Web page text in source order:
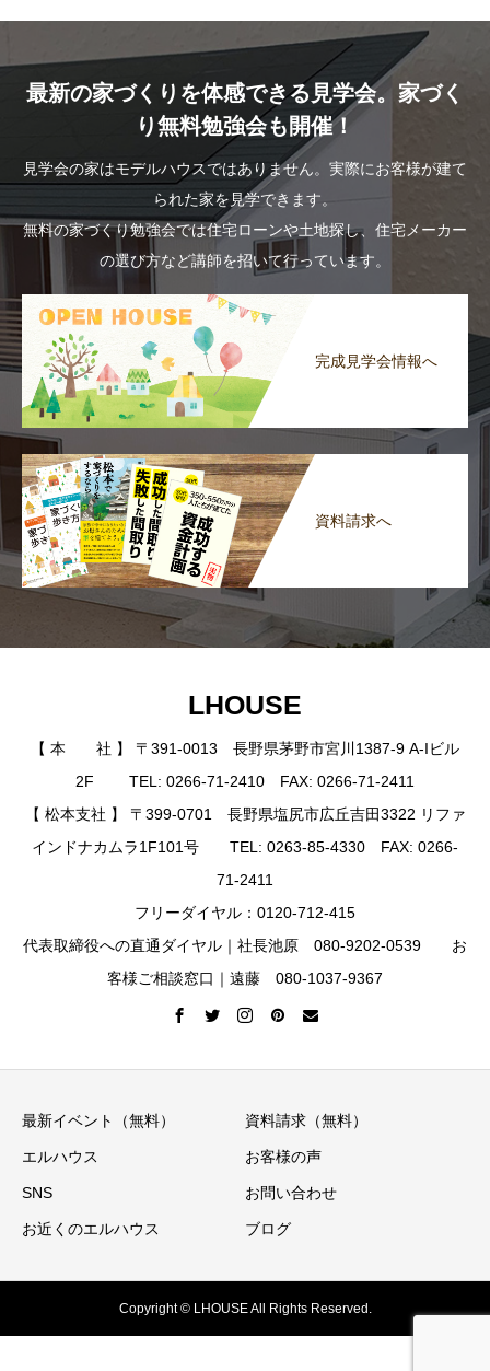
最新の家づくりを体感できる見学会。家づく
り無料勉強会も開催！
見学会の家はモデルハウスではありません。実際にお客様が建て
られた家を見学できます。
無料の家づくり勉強会では住宅ローンや土地探し、住宅メーカー
の選び方など講師を招いて行っています。
完成見学会情報へ
資料請求へ
LHOUSE
【 本 社 】 〒391-0013 長野県茅野市宮川1387-9 A-Iビル
2F TEL: 0266-71-2410 FAX: 0266-71-2411
【 松本支社 】 〒399-0701 長野県塩尻市広丘吉田3322 リファ
インドナカムラ1F101号 TEL: 0263-85-4330 FAX: 0266-
71-2411
フリーダイヤル：0120-712-415
代表取締役への直通ダイヤル｜社長池原 080-9202-0539 お
客様ご相談窓口｜遠藤 080-1037-9367
最新イベント（無料） 資料請求（無料）
エルハウス お客様の声
SNS お問い合わせ
お近くのエルハウス ブログ
Copyright © LHOUSE All Rights Reserved.